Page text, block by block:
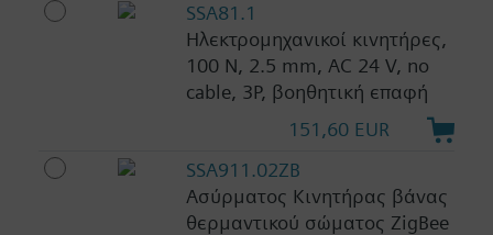
SSA81.1
Ηλεκτρομηχανικοί κινητήρες,
100 N, 2.5 mm, AC 24 V, no
cable, 3P, βοηθητική επαφή
151,60 EUR
SSA911.02ZB
Ασύρματος Κινητήρας βάνας
θερμαντικού σώματος ZigBee